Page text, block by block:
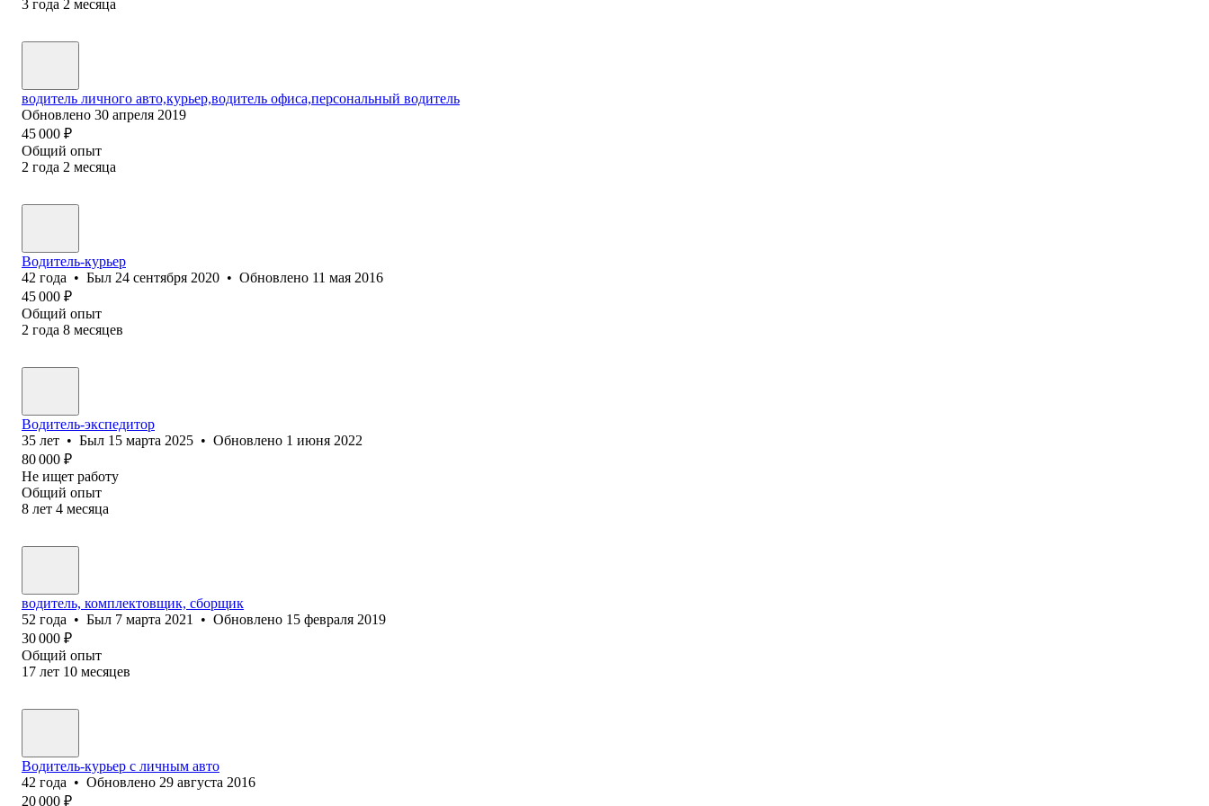
3 года 2 месяца
водитель личного авто,курьер,водитель офиса,персональный водитель
Обновлено 30 апреля 2019
45 000 ₽
Общий опыт
2 года 2 месяца
Водитель-курьер
42 года • Был 24 сентября 2020 • Обновлено 11 мая 2016
45 000 ₽
Общий опыт
2 года 8 месяцев
Водитель-экспедитор
35 лет • Был 15 марта 2025 • Обновлено 1 июня 2022
80 000 ₽
Не ищет работу
Общий опыт
8 лет 4 месяца
водитель, комплектовщик, сборщик
52 года • Был 7 марта 2021 • Обновлено 15 февраля 2019
30 000 ₽
Общий опыт
17 лет 10 месяцев
Водитель-курьер с личным авто
42 года • Обновлено 29 августа 2016
20 000 ₽